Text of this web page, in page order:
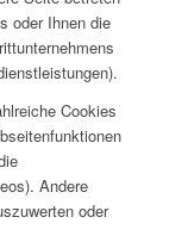
oder Ihnen die
Cookies
Andere
oder